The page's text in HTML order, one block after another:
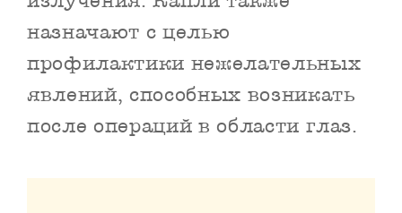
назначают с целью
профилактики нежелательных
явлений, способных возникать
после операций в области глаз.